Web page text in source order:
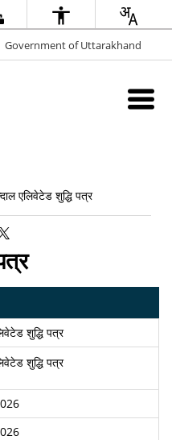
Government of Uttarakhand
एलिवेटेड शुद्धि पत्र
शुद्धि पत्र
शुद्धि पत्र